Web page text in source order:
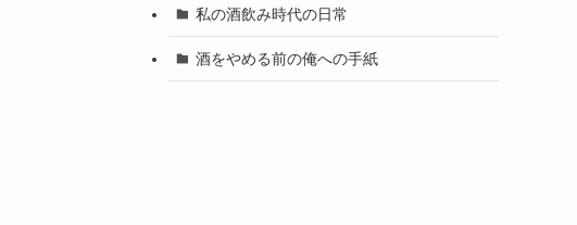
私の酒飲み時代の日常
酒をやめる前の俺への手紙